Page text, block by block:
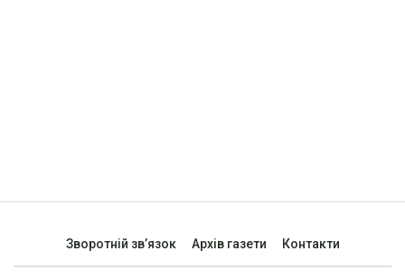
Зворотній зв’язок Архів газети Контакти